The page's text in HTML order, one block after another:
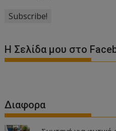
Η Σελίδα μου στο
Διαφορα